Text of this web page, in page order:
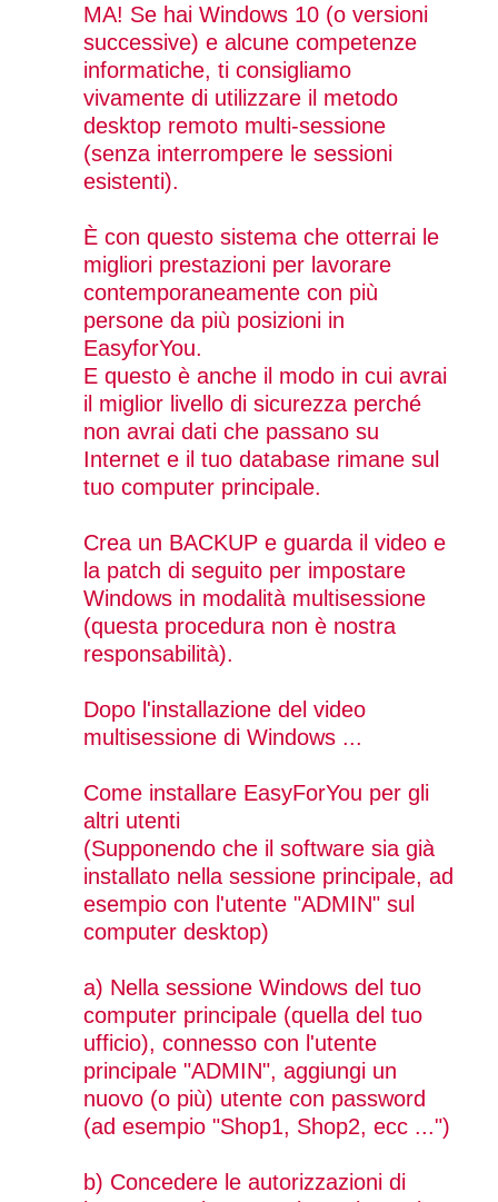
MA! Se hai Windows 10 (o versioni
successive) e alcune competenze
informatiche, ti consigliamo
vivamente di utilizzare il metodo
desktop remoto multi-sessione
(senza interrompere le sessioni
esistenti).
È con questo sistema che otterrai le
migliori prestazioni per lavorare
contemporaneamente con più
persone da più posizioni in
EasyforYou.
E questo è anche il modo in cui avrai
il miglior livello di sicurezza perché
non avrai dati che passano su
Internet e il tuo database rimane sul
tuo computer principale.
Crea un BACKUP e guarda il video e
la patch di seguito per impostare
Windows in modalità multisessione
(questa procedura non è nostra
responsabilità).
Dopo l'installazione del video
multisessione di Windows ...
Come installare EasyForYou per gli
altri utenti
(Supponendo che il software sia già
installato nella sessione principale, ad
esempio con l'utente "ADMIN" sul
computer desktop)
a) Nella sessione Windows del tuo
computer principale (quella del tuo
ufficio), connesso con l'utente
principale "ADMIN", aggiungi un
nuovo (o più) utente con password
(ad esempio "Shop1, Shop2, ecc ...")
b) Concedere le autorizzazioni di